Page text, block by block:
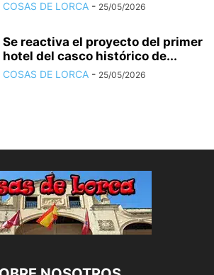
COSAS DE LORCA - 25/05/2026
Se reactiva el proyecto del primer
hotel del casco histórico de...
COSAS DE LORCA - 25/05/2026